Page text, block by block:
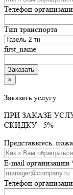
Телефон
Тип транспорта
first_name
×
Заказать услугу
ПРИ ЗАКАЗЕ
СКИДКУ - 5%
Представьтесь,
E-mail организации
Телефон